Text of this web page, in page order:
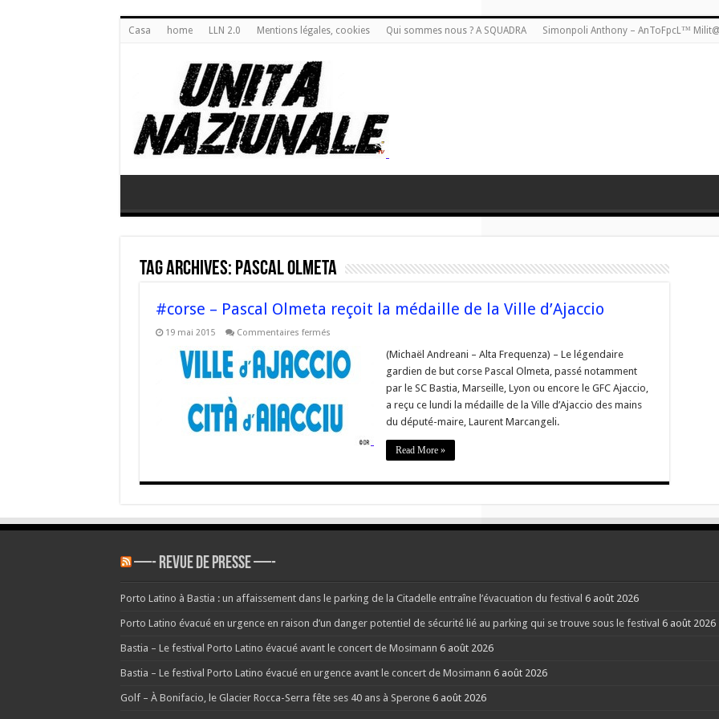
Casa home LLN 2.0 Mentions légales, cookies Qui sommes nous ? A SQUADRA Simonpoli Anthony – AnToFpcL™
Tag Archives: Pascal Olmeta
#corse – Pascal Olmeta reçoit la médaille de la Ville d’Ajaccio
19 mai 2015 Commentaires ferméssur
–
Pascal
Olmeta
médaille
la
Ville
d’Ajaccio
(Michaël Andreani – Alta Frequenza) – Le légendaire
gardien de but corse Pascal Olmeta, passé notamment
par le SC Bastia, Marseille, Lyon ou encore le GFC Ajaccio,
a reçu ce lundi la médaille de la Ville d’Ajaccio des mains
du député-maire, Laurent Marcangeli.
Read More »
—- REVUE DE PRESSE —-
Porto Latino à Bastia : un affaissement dans le parking de la Citadelle entraîne l’évacuation du festival 6 août 2026
Porto Latino évacué en urgence en raison d’un danger potentiel de sécurité lié au parking qui se trouve sous le festival 6 août 2026
Bastia – Le festival Porto Latino évacué avant le concert de Mosimann 6 août 2026
Bastia – Le festival Porto Latino évacué en urgence avant le concert de Mosimann 6 août 2026
Golf – À Bonifacio, le Glacier Rocca-Serra fête ses 40 ans à Sperone 6 août 2026